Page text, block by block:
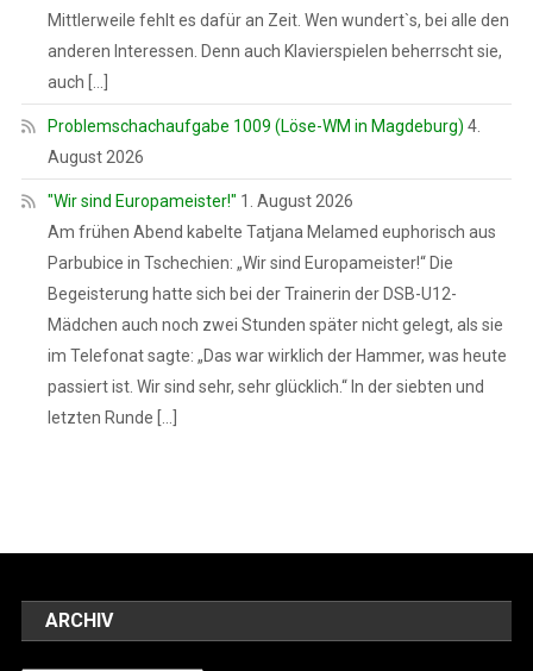
Mittlerweile fehlt es dafür an Zeit. Wen wundert`s, bei alle den
anderen Interessen. Denn auch Klavierspielen beherrscht sie,
auch […]
Problemschachaufgabe 1009 (Löse-WM in Magdeburg) 4.
August 2026
"Wir sind Europameister!" 1. August 2026
Am frühen Abend kabelte Tatjana Melamed euphorisch aus
Parbubice in Tschechien: „Wir sind Europameister!“ Die
Begeisterung hatte sich bei der Trainerin der DSB-U12-
Mädchen auch noch zwei Stunden später nicht gelegt, als sie
im Telefonat sagte: „Das war wirklich der Hammer, was heute
passiert ist. Wir sind sehr, sehr glücklich.“ In der siebten und
letzten Runde […]
ARCHIV